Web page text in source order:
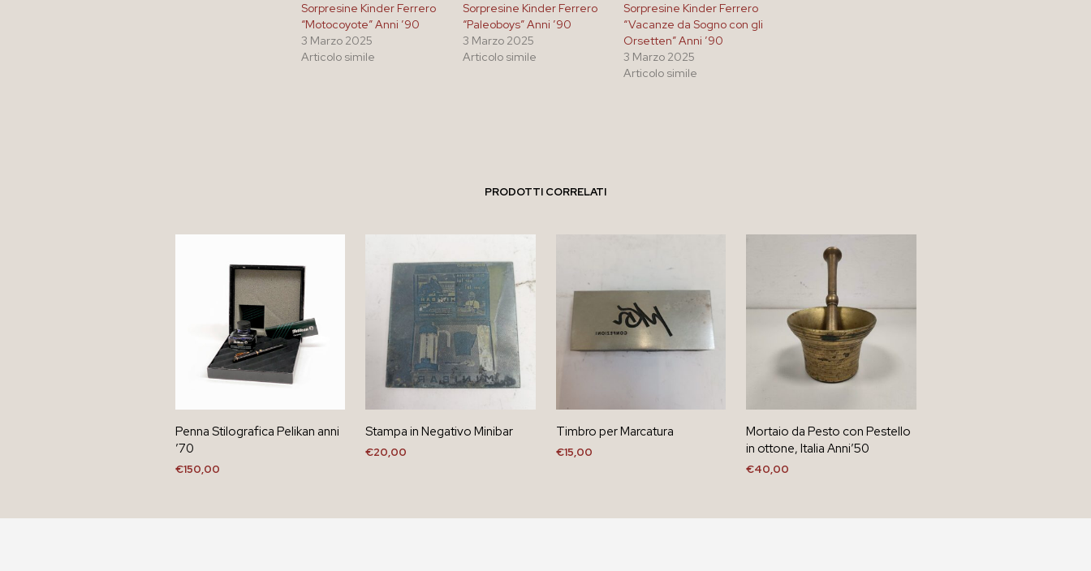
Sorpresine Kinder Ferrero
“Motocoyote” Anni ’90
3 Marzo 2025
Articolo simile
Sorpresine Kinder Ferrero
“Paleoboys” Anni ’90
3 Marzo 2025
Articolo simile
Sorpresine Kinder Ferrero
“Vacanze da Sogno con gli
Orsetten” Anni ’90
3 Marzo 2025
Articolo simile
PRODOTTI CORRELATI
Penna Stilografica Pelikan anni
’70
€150,00
Stampa in Negativo Minibar
€20,00
Timbro per Marcatura
€15,00
Mortaio da Pesto con Pestello
in ottone, Italia Anni’50
€40,00